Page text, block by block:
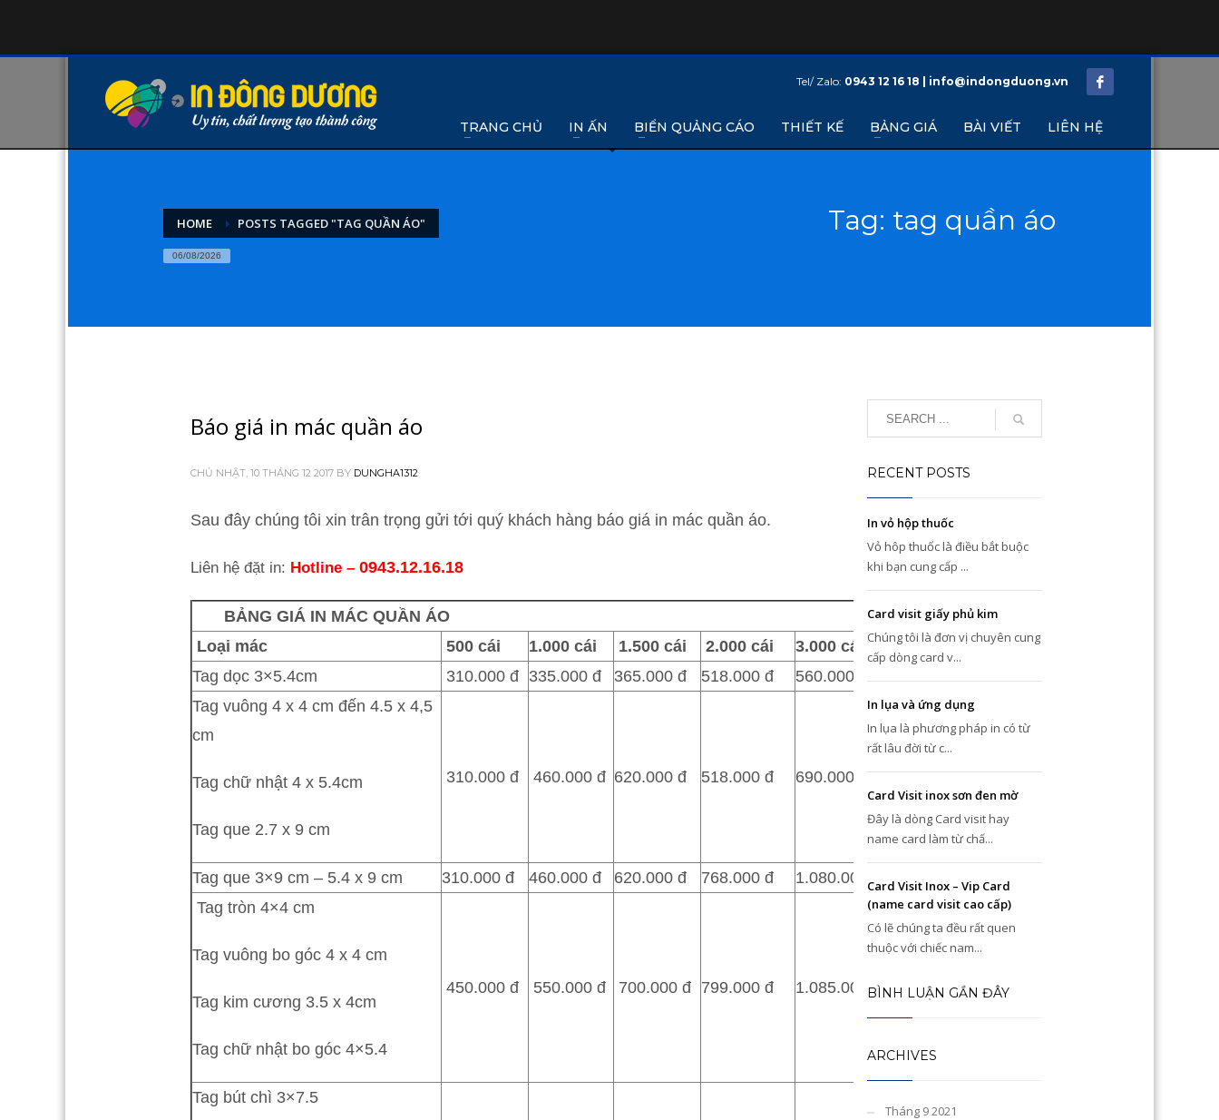
Tel/ Zalo: 0943 12 16 18 | info@indongduong.vn
TRANG CHỦ IN ẤN BIỂN QUẢNG CÁO THIẾT KẾ BẢNG GIÁ BÀI VIẾT LIÊN HỆ
HOME POSTS TAGGED "TAG QUẦN ÁO"
06/08/2026
Tag: tag quần áo
Báo giá in mác quần áo
CHỦ NHẬT, 10 THÁNG 12 2017 BY DUNGHA1312
Sau đây chúng tôi xin trân trọng gửi tới quý khách hàng báo giá in mác quần áo.
Liên hệ đặt in: Hotline – 0943.12.16.18
BẢNG GIÁ IN MÁC QUẦN ÁO
Loại mác
500 cái 1.000 cái 1.500 cái 2.000 cái 3.000 cái
5.000 cái
Tag dọc 3×5.4cm
310.000 đ 335.000 đ 365.000 đ 518.000 đ 560.000 đ
880.000 đ
Tag vuông 4 x 4 cm đến 4.5 x 4,5
cm
Tag chữ nhật 4 x 5.4cm
Tag que 2.7 x 9 cm
310.000 đ 460.000 đ 620.000 đ 518.000 đ 690.000 đ 1.030.000 đ
Tag que 3×9 cm – 5.4 x 9 cm 310.000 đ 460.000 đ 620.000 đ 768.000 đ 1.080.000 đ
1.580.000 đ
Tag tròn 4×4 cm
Tag vuông bo góc 4 x 4 cm
Tag kim cương 3.5 x 4cm
Tag chữ nhật bo góc 4×5.4
450.000 đ 550.000 đ 700.000 đ 799.000 đ 1.085.000 1.690.000 đ
Tag bút chì 3×7.5
RECENT POSTS
In vỏ hộp thuốc
Vỏ hôp thuốc là điều bắt buộc
khi bạn cung cấp ...
Card visit giấy phủ kim
Chúng tôi là đơn vị chuyên cung
cấp dòng card v...
In lụa và ứng dụng
In lụa là phương pháp in có từ
rất lâu đời từ c...
Card Visit inox sơn đen mờ
Đây là dòng Card visit hay
name card làm từ chấ...
Card Visit Inox – Vip Card
(name card visit cao cấp)
Có lẽ chúng ta đều rất quen
thuộc với chiếc nam...
BÌNH LUẬN GẦN ĐÂY
ARCHIVES
Tháng 9 2021